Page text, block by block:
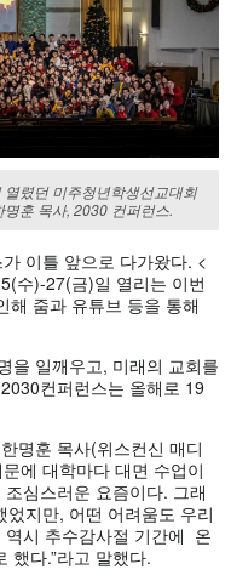
렸던 미주청년학생선교대회
훈 목사, 2030 컨퍼런스.
이틀 앞으로 다가왔다. <
수)-27(금)일 열리는 이번
해 줌과 유튜브 등을 통해
을 일깨우고, 미래의 교회를
컨퍼런스는 올해로 19
명훈 목사(위스컨신 매디
에 대학마다 대면 수업이
심스러운 요즘이다. 그래
지만, 어떤 어려움도 우리
시 추수감사절 기간에 온
했다.”라고 말했다.